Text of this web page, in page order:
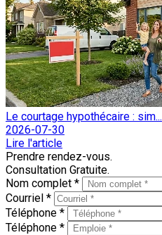
Le courtage hypothécaire : sim...
2026-07-30
Lire l'article
Prendre rendez-vous.
Consultation Gratuite.
Nom complet *
Courriel *
Téléphone *
Téléphone *